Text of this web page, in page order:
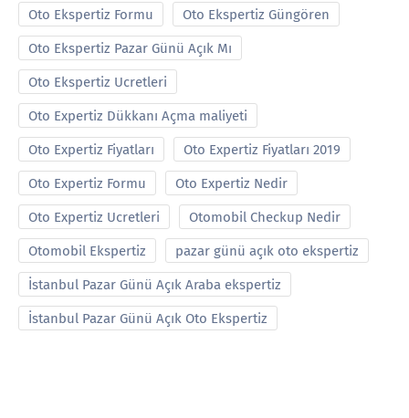
Oto Ekspertiz Formu Oto Ekspertiz Güngören
Oto Ekspertiz Pazar Günü Açık Mı
Oto Ekspertiz Ucretleri
Oto Expertiz Dükkanı Açma maliyeti
Oto Expertiz Fiyatları Oto Expertiz Fiyatları 2019
Oto Expertiz Formu Oto Expertiz Nedir
Oto Expertiz Ucretleri Otomobil Checkup Nedir
Otomobil Ekspertiz pazar günü açık oto ekspertiz
İstanbul Pazar Günü Açık Araba ekspertiz
İstanbul Pazar Günü Açık Oto Ekspertiz